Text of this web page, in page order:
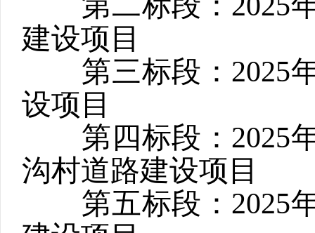
建设项目
第三标段： 2025
设项目
第四标段： 2025
沟村道路建设项目
第五标段： 2025